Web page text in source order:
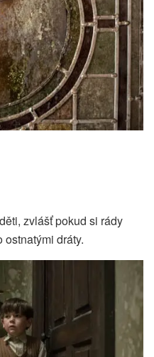
zvlášť pokud si rády
ostnatými dráty.